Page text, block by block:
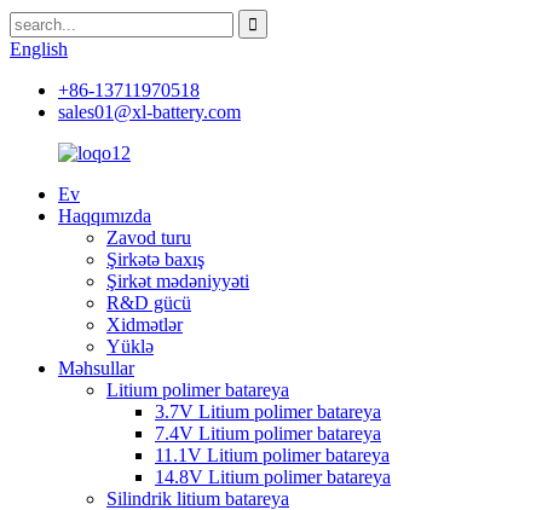
English
+86-13711970518
sales01@xl-battery.com
Ev
Haqqımızda
Zavod turu
Şirkətə baxış
Şirkət mədəniyyəti
R&D gücü
Xidmətlər
Yüklə
Məhsullar
Litium polimer batareya
3.7V Litium polimer batareya
7.4V Litium polimer batareya
11.1V Litium polimer batareya
14.8V Litium polimer batareya
Silindrik litium batareya